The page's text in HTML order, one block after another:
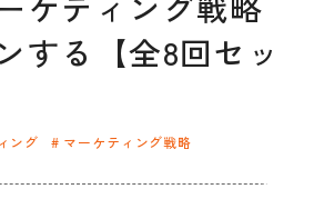
する【全8回セッ
ング マーケティング戦略